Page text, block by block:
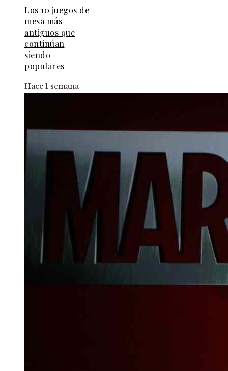
Los 10 juegos de
mesa más
antiguos que
continúan
siendo
populares
Hace 1 semana